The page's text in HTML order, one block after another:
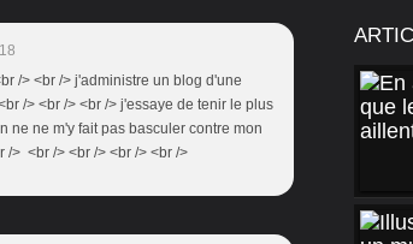
/> <br /> j'administre un blog d'une
/> <br /> <br /> j'essaye de tenir le plus
ne ne m'y fait pas basculer contre mon
/> <br /> <br /> <br /> <br />